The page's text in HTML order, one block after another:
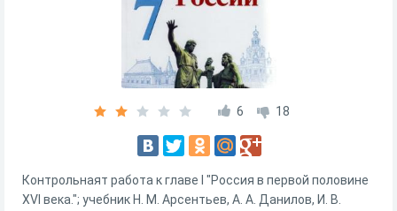
6 18
Контрольнаят работа к главе I "Россия в первой половине
XVI века."; учебник Н. М. Арсентьев, А. А. Данилов, И. В.